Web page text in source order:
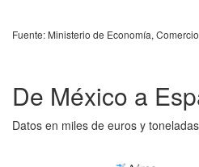
Fuente: Ministerio de Economía,
De México a
Datos en miles de euros y